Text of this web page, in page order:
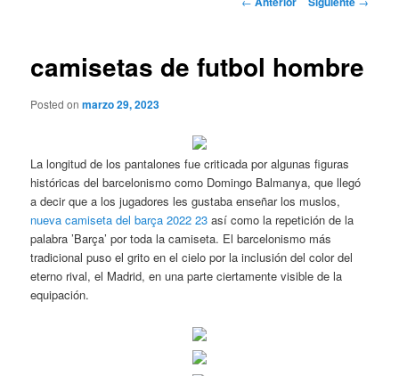
camisetas de futbol hombre
Posted onmarzo 29, 2023
La longitud de los pantalones fue criticada por algunas figuras
históricas del barcelonismo como Domingo Balmanya, que llegó
a decir que a los jugadores les gustaba enseñar los muslos,
nueva camiseta del barça 2022 23 así como la repetición de la
palabra ’Barça’ por toda la camiseta. El barcelonismo más
tradicional puso el grito en el cielo por la inclusión del color del
eterno rival, el Madrid, en una parte ciertamente visible de la
equipación.